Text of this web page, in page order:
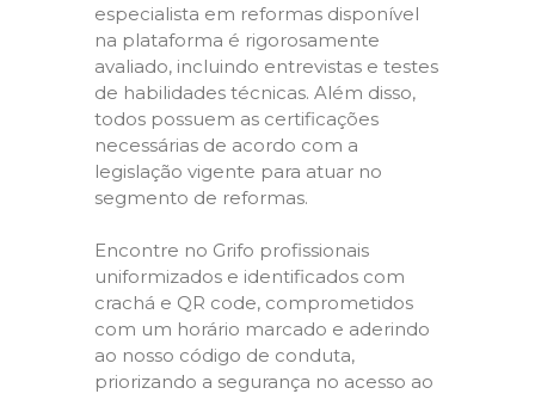
especialista em reformas disponível
na plataforma é rigorosamente
avaliado, incluindo entrevistas e testes
de habilidades técnicas. Além disso,
todos possuem as certificações
necessárias de acordo com a
legislação vigente para atuar no
segmento de reformas.
Encontre no Grifo profissionais
uniformizados e identificados com
crachá e QR code, comprometidos
com um horário marcado e aderindo
ao nosso código de conduta,
priorizando a segurança no acesso ao